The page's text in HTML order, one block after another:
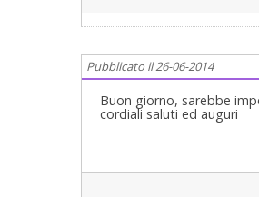
Pubblicato il 26-06-2014
Buon giorno, sarebbe
cordiali saluti ed auguri